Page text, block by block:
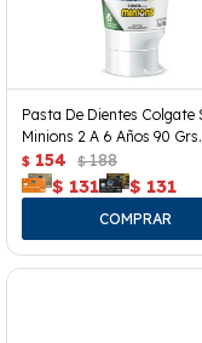
Pasta De Dientes Colgate
Minions 2 A 6 Años 90 Grs.
$ 154 $ 188
$ 131 $ 131